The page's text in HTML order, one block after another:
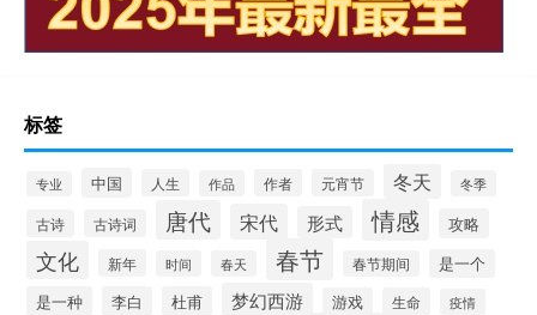
标签
专业 中国 人生 作品 作者 元宵节 冬天 冬季
古诗 古诗词 唐代 宋代 形式 情感 攻略
文化 新年 时间 春天 春节 春节期间 是一个
是一种 李白 杜甫 梦幻西游 游戏 生命 疫情